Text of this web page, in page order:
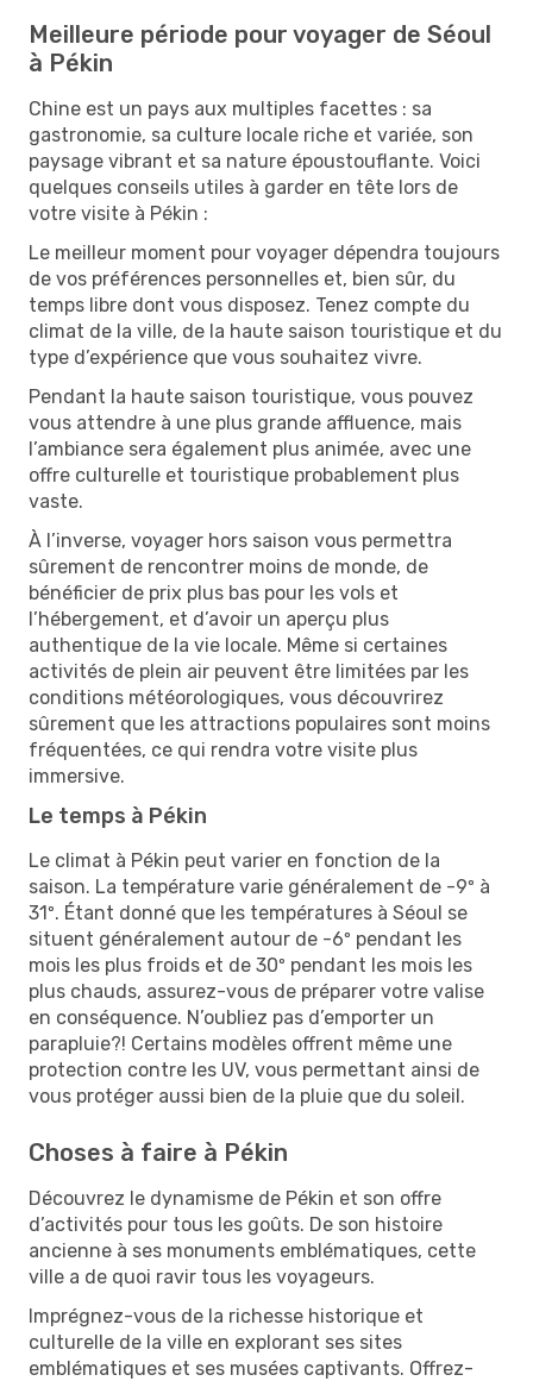
Meilleure période pour voyager de Séoul
à Pékin
Chine est un pays aux multiples facettes : sa
gastronomie, sa culture locale riche et variée, son
paysage vibrant et sa nature époustouflante. Voici
quelques conseils utiles à garder en tête lors de
votre visite à Pékin :
Le meilleur moment pour voyager dépendra toujours
de vos préférences personnelles et, bien sûr, du
temps libre dont vous disposez. Tenez compte du
climat de la ville, de la haute saison touristique et du
type d’expérience que vous souhaitez vivre.
Pendant la haute saison touristique, vous pouvez
vous attendre à une plus grande affluence, mais
l’ambiance sera également plus animée, avec une
offre culturelle et touristique probablement plus
vaste.
À l’inverse, voyager hors saison vous permettra
sûrement de rencontrer moins de monde, de
bénéficier de prix plus bas pour les vols et
l’hébergement, et d’avoir un aperçu plus
authentique de la vie locale. Même si certaines
activités de plein air peuvent être limitées par les
conditions météorologiques, vous découvrirez
sûrement que les attractions populaires sont moins
fréquentées, ce qui rendra votre visite plus
immersive.
Le temps à Pékin
Le climat à Pékin peut varier en fonction de la
saison. La température varie généralement de -9º à
31º. Étant donné que les températures à Séoul se
situent généralement autour de -6º pendant les
mois les plus froids et de 30º pendant les mois les
plus chauds, assurez-vous de préparer votre valise
en conséquence. N’oubliez pas d’emporter un
parapluie?! Certains modèles offrent même une
protection contre les UV, vous permettant ainsi de
vous protéger aussi bien de la pluie que du soleil.
Choses à faire à Pékin
Découvrez le dynamisme de Pékin et son offre
d’activités pour tous les goûts. De son histoire
ancienne à ses monuments emblématiques, cette
ville a de quoi ravir tous les voyageurs.
Imprégnez-vous de la richesse historique et
culturelle de la ville en explorant ses sites
emblématiques et ses musées captivants. Offrez-